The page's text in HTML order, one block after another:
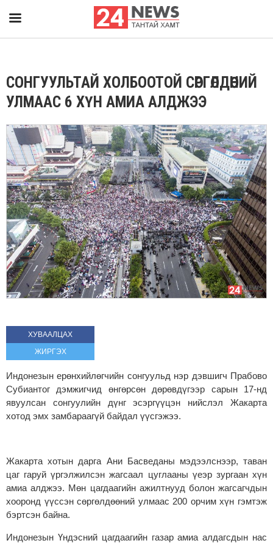
СОНГУУЛЬТАЙ ХОЛБООТОЙ СӨРГӨЛДӨӨНИЙ
УЛМААС 6 ХҮН АМИА АЛДЖЭЭ
ХУВААЛЦАХ
ЖИРГЭХ
Индонезын ерөнхийлөгчийн сонгуульд нэр дэвшигч Прабово
Субиантог дэмжигчид өнгөрсөн дөрөвдүгээр сарын 17-нд
явуулсан сонгуулийн дүнг эсэргүүцэн нийслэл Жакарта
хотод эмх замбараагүй байдал үүсгэжээ.
Жакарта хотын дарга Ани Басведаны мэдээлснээр, таван
цаг гаруй үргэлжилсэн жагсаал цуглааны үеэр зургаан хүн
амиа алджээ. Мөн цагдаагийн ажилтнууд болон жагсагчдын
хооронд үүссэн сөргөлдөөний улмаас 200 орчим хүн гэмтэж
бэртсэн байна.
Индонезын Үндэсний цагдаагийн газар амиа алдагсдын нас